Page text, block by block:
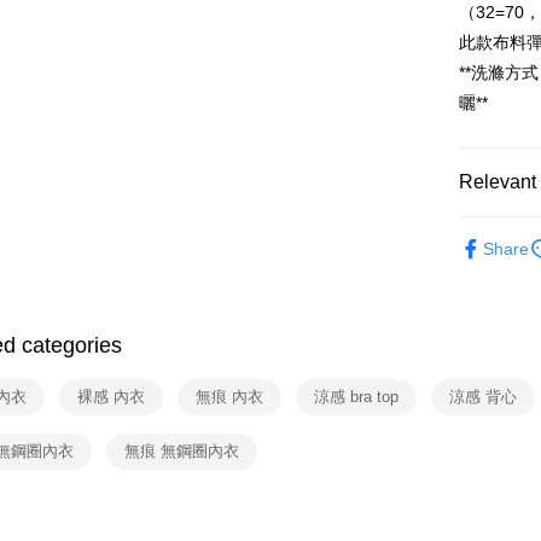
付款後全
NT$80/
間）
（32=70
此款布料
**洗滌方
曬**
Bralette
Share
categories
衣 裸感 內衣 無痕 內衣 涼感 bra top 涼感 背心
鋼圈內衣 無痕 無鋼圈內衣